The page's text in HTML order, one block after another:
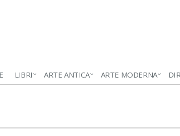
LIBRI ARTE ANTICA ARTE MODERNA